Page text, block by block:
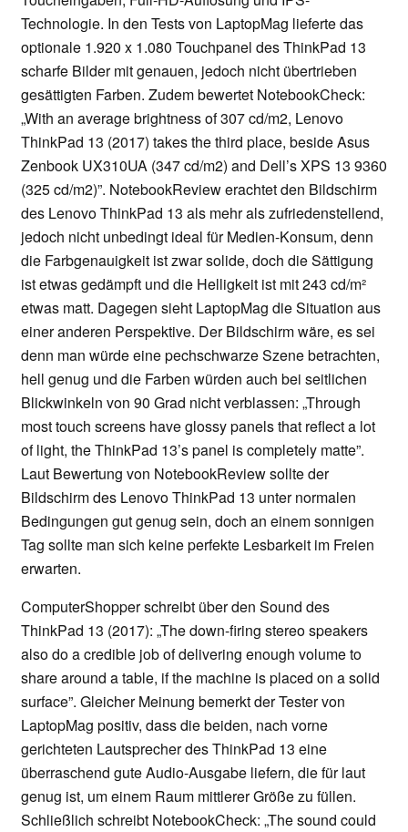
Technologie. In den Tests von LaptopMag lieferte das
optionale 1.920 x 1.080 Touchpanel des ThinkPad 13
scharfe Bilder mit genauen, jedoch nicht übertrieben
gesättigten Farben. Zudem bewertet NotebookCheck:
„With an average brightness of 307 cd/m2, Lenovo
ThinkPad 13 (2017) takes the third place, beside Asus
Zenbook UX310UA (347 cd/m2) and Dell’s XPS 13 9360
(325 cd/m2)”. NotebookReview erachtet den Bildschirm
des Lenovo ThinkPad 13 als mehr als zufriedenstellend,
jedoch nicht unbedingt ideal für Medien-Konsum, denn
die Farbgenauigkeit ist zwar solide, doch die Sättigung
ist etwas gedämpft und die Helligkeit ist mit 243 cd/m²
etwas matt. Dagegen sieht LaptopMag die Situation aus
einer anderen Perspektive. Der Bildschirm wäre, es sei
denn man würde eine pechschwarze Szene betrachten,
hell genug und die Farben würden auch bei seitlichen
Blickwinkeln von 90 Grad nicht verblassen: „Through
most touch screens have glossy panels that reflect a lot
of light, the ThinkPad 13’s panel is completely matte”.
Laut Bewertung von NotebookReview sollte der
Bildschirm des Lenovo ThinkPad 13 unter normalen
Bedingungen gut genug sein, doch an einem sonnigen
Tag sollte man sich keine perfekte Lesbarkeit im Freien
erwarten.
ComputerShopper schreibt über den Sound des
ThinkPad 13 (2017): „The down-firing stereo speakers
also do a credible job of delivering enough volume to
share around a table, if the machine is placed on a solid
surface”. Gleicher Meinung bemerkt der Tester von
LaptopMag positiv, dass die beiden, nach vorne
gerichteten Lautsprecher des ThinkPad 13 eine
überraschend gute Audio-Ausgabe liefern, die für laut
genug ist, um einem Raum mittlerer Größe zu füllen.
Schließlich schreibt NotebookCheck: „The sound could